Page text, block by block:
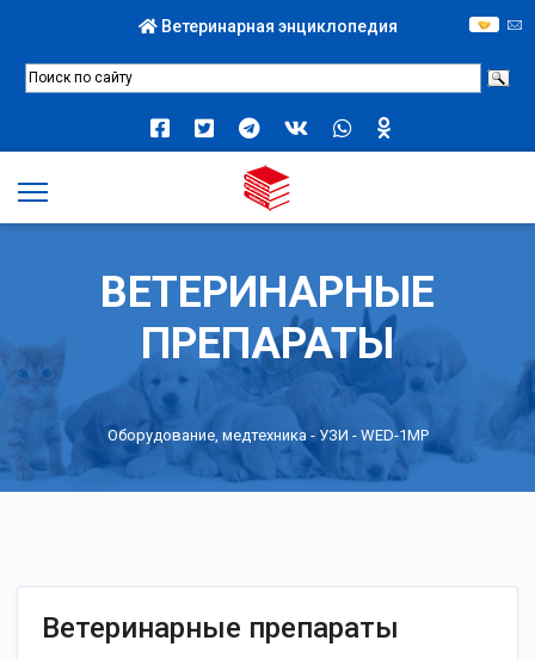
Ветеринарная энциклопедия
ВЕТЕРИНАРНЫЕ
ПРЕПАРАТЫ
Оборудование, медтехника - УЗИ - WED-1MP
Ветеринарные препараты